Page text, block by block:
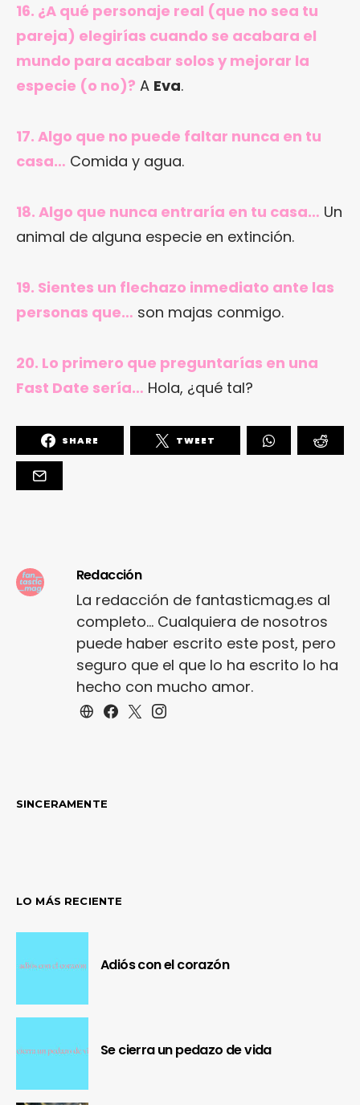
16. ¿A qué personaje real (que no sea tu
pareja) elegirías cuando se acabara el
mundo para acabar solos y mejorar la
especie (o no)? A Eva.
17. Algo que no puede faltar nunca en tu
casa… Comida y agua.
18. Algo que nunca entraría en tu casa… Un
animal de alguna especie en extinción.
19. Sientes un flechazo inmediato ante las
personas que… son majas conmigo.
20. Lo primero que preguntarías en una
Fast Date sería… Hola, ¿qué tal?
SHARE TWEET
Redacción
La redacción de fantasticmag.es al
completo... Cualquiera de nosotros
puede haber escrito este post, pero
seguro que el que lo ha escrito lo ha
hecho con mucho amor.
SINCERAMENTE
LO MÁS RECIENTE
Adiós con el corazón
Se cierra un pedazo de vida